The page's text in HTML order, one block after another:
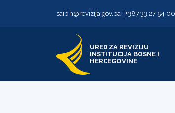
saibih@revizija.gov.ba +387 33 27 54 00
URED ZA REVIZIJU
INSTITUCIJA BOSNE I
HERCEGOVINE